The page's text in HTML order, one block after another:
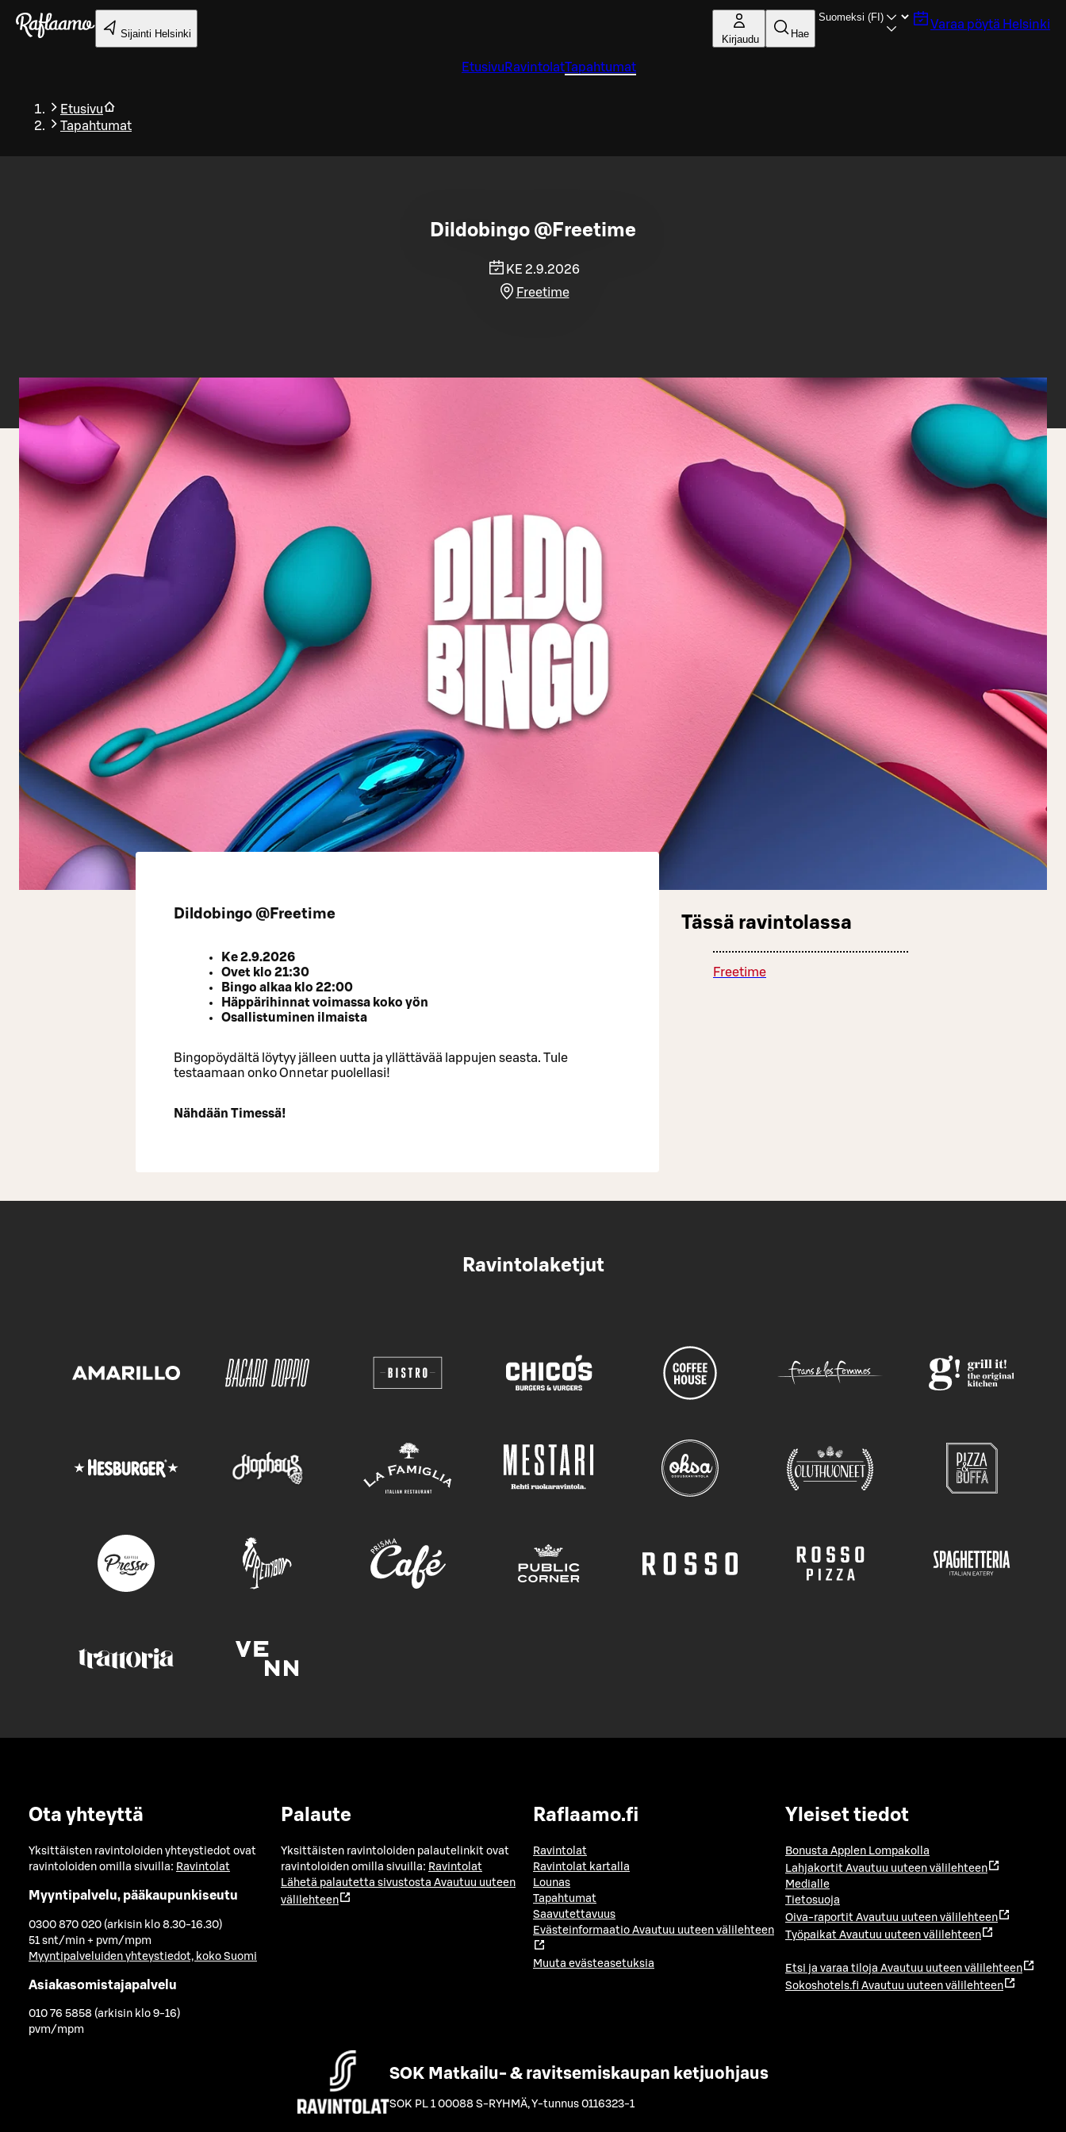
Siirry pääsisältöön
Sijainti Helsinki Kirjaudu Hae
Varaa pöytä Helsinki
Etusivu RavintolatTapahtumat
Etusivu
Tapahtumat
Takaisin
Dildobingo @Freetime
KE 2.9.2026
Freetime
Dildobingo @Freetime
Ke 2.9.2026
Ovet klo 21:30
Bingo alkaa klo 22:00
Häppärihinnat voimassa koko yön
Osallistuminen ilmaista
Bingopöydältä löytyy jälleen uutta ja yllättävää lappujen seasta. Tule
testaamaan onko Onnetar puolellasi!
Nähdään Timessä!
Tässä ravintolassa
Freetime
Ravintolaketjut
Ota yhteyttä
Yksittäisten ravintoloiden yhteystiedot ovat
ravintoloiden omilla sivuilla: Ravintolat
Myyntipalvelu, pääkaupunkiseutu
0300 870 020 (arkisin klo 8.30-16.30)
51 snt/min + pvm/mpm
Myyntipalveluiden yhteystiedot, koko Suomi
Asiakasomistajapalvelu
010 76 5858 (arkisin klo 9-16)
pvm/mpm
Palaute
Yksittäisten ravintoloiden palautelinkit ovat
ravintoloiden omilla sivuilla: Ravintolat
Lähetä palautetta sivustosta Avautuu uuteen
välilehteen
Raflaamo.fi
Ravintolat
Ravintolat kartalla
Lounas
Tapahtumat
Saavutettavuus
Evästeinformaatio Avautuu uuteen välilehteen
Muuta evästeasetuksia
Yleiset tiedot
Bonusta Applen Lompakolla
Lahjakortit Avautuu uuteen välilehteen
Medialle
Tietosuoja
Oiva-raportit Avautuu uuteen välilehteen
Työpaikat Avautuu uuteen välilehteen
Etsi ja varaa tiloja Avautuu uuteen välilehteen
Sokoshotels.fi Avautuu uuteen välilehteen
SOK Matkailu- & ravitsemiskaupan ketjuohjaus
SOK PL 1 00088 S-RYHMÄ,Y-tunnus 0116323-1